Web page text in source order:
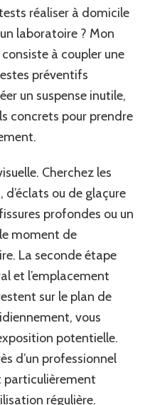
réaliser à domicile
laboratoire ? Mon
à coupler une
préventifs
un suspense inutile,
concrets pour prendre
Cherchez les
d’éclats ou de glaçure
profondes ou un
moment de
La seconde étape
et l’emplacement
sur le plan de
vous
potentielle.
d’un professionnel
particulièrement
régulière.